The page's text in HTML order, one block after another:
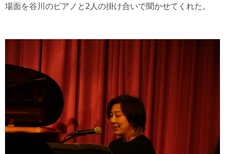
場面を谷川のピアノと2人の掛け合いで聞かせてくれた。